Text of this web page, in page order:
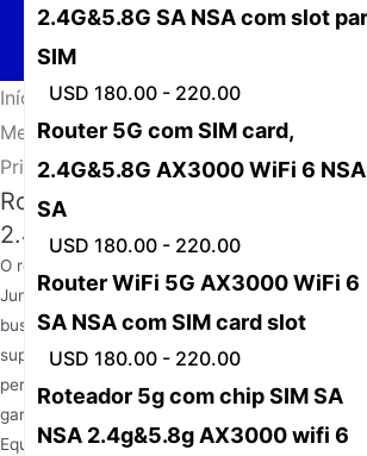
Início / Notícias /
Melhor Roteador 5G WiFi com Slot para
Principais Escolhas da Junhaoyue
2.4G&5.8G SA NSA com slot
SIM
USD 180.00 - 220.00
Router 5G com SIM card,
2.4G&5.8G AX3000 WiFi 6 NSA
SA
USD 180.00 - 220.00
Router WiFi 5G AX3000 WiFi 6
SA NSA com SIM card slot
USD 180.00 - 220.00
Roteador 5g com chip SIM SA
NSA 2.4g&5.8g AX3000 wifi 6
Router 5G com Dual SIM card,
2.4G&5.8G WiFi 6 e SIM de voz
O roteador 5G Dual SIM NSA SA 2.4G e 5.8G
Junhaoyue se destaca como uma escolha
busca um roteador 5G versátil e de alto
suporta funcionalidade de duplo cartão SIM,
perfeita entre os modos NSA (Non-
garantindo conectividade confiável em
Equipado com tecnologia Wi-Fi 6, ele entrega